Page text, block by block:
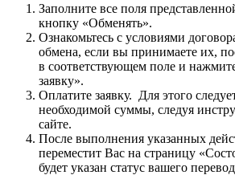
Заполните все поля
кнопку «Обменять».
Ознакомьтесь с условиями
обмена, если вы принимаете их,
в соответствующем поле и
заявку».
Оплатите заявку. Для этого
необходимой суммы, следуя
сайте.
После выполнения указанных
переместит Вас на страницу
будет указан статус вашего